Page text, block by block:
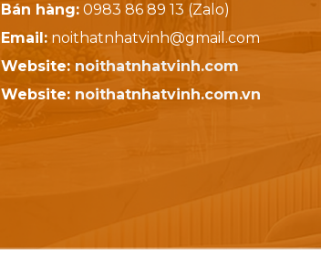
Bán hàng: 0983 86 89 13 (Zalo)
Email: noithatnhatvinh@gmail.com
Website: noithatnhatvinh.com
Website: noithatnhatvinh.com.vn